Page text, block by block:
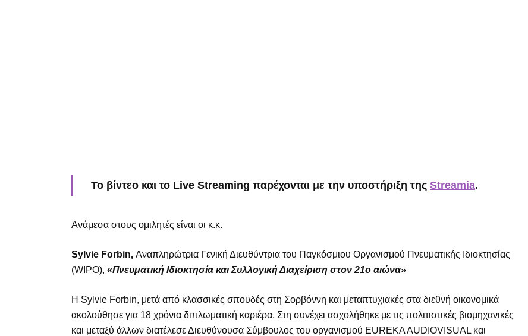
Το βίντεο και το Live Streaming παρέχονται με την υποστήριξη της Streamia.
Ανάμεσα στους ομιλητές είναι οι κ.κ.
Sylvie Forbin, Αναπληρώτρια Γενική Διευθύντρια του Παγκόσμιου Οργανισμού Πνευματικής Ιδιοκτησίας
(WIPO), «Πνευματική Ιδιοκτησία και Συλλογική Διαχείριση στον 21ο αιώνα»
H Sylvie Forbin, μετά από κλασσικές σπουδές στη Σορβόννη και μεταπτυχιακές στα διεθνή οικονομικά
ακολούθησε για 18 χρόνια διπλωματική καριέρα. Στη συνέχει ασχολήθηκε με τις πολιτιστικές βιομηχανικές
και μεταξύ άλλων διατέλεσε Διευθύνουσα Σύμβουλος του οργανισμού EUREKA AUDIOVISUAL και